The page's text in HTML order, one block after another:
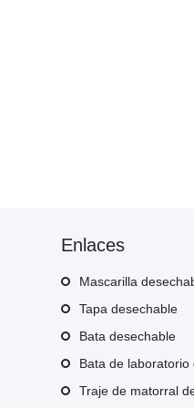
Enlaces
Mascarilla
Tapa desechable
Bata desechable
Bata de laboratorio
Traje de matorral